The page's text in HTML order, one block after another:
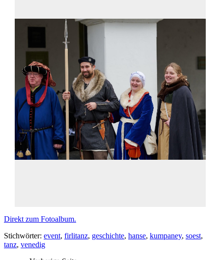
Direkt zum Fotoalbum.
Stichwörter: event, firlitanz, geschichte, hanse, kumpaney, soest,
tanz, venedig